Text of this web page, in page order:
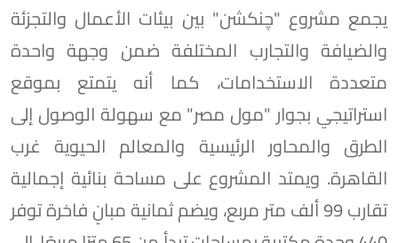
يجمع مشروع "چنكشن" بين بيئات الأعمال والتجزئة
والضيافة والتجارب المختلفة ضمن وجهة واحدة
متعددة الاستخدامات، كما أنه يتمتع بموقع
استراتيجي بجوار "مول مصر" مع سهولة الوصول إلى
الطرق والمحاور الرئيسية والمعالم الحيوية غرب
القاهرة. ويمتد المشروع على مساحة بنائية إجمالية
تقارب 99 ألف متر مربع، ويضم ثمانية مبانٍ فاخرة توفر